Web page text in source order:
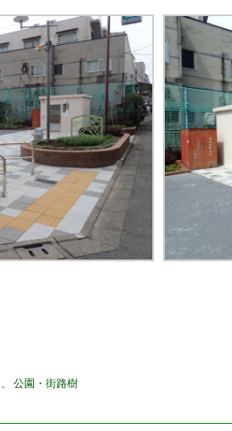
公園・街路樹